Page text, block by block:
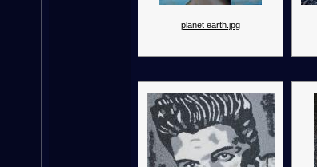
planet earth.jpg